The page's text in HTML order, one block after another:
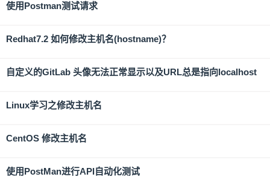
使用Postman测试请求
Redhat7.2 如何修改主机名(hostname)？
自定义的GitLab 头像无法正常显示以及URL总是指向localhost
Linux学习之修改主机名
CentOS 修改主机名
使用PostMan进行API自动化测试